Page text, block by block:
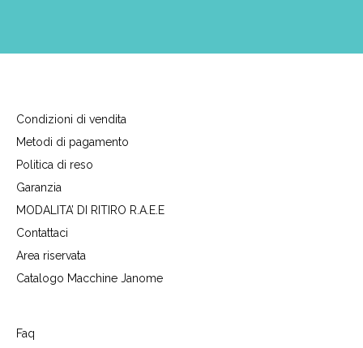
Condizioni di vendita
Metodi di pagamento
Politica di reso
Garanzia
MODALITA’ DI RITIRO R.A.E.E
Contattaci
Area riservata
Catalogo Macchine Janome
Faq